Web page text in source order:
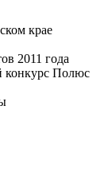
крае
2011 года
конкурс Полюс